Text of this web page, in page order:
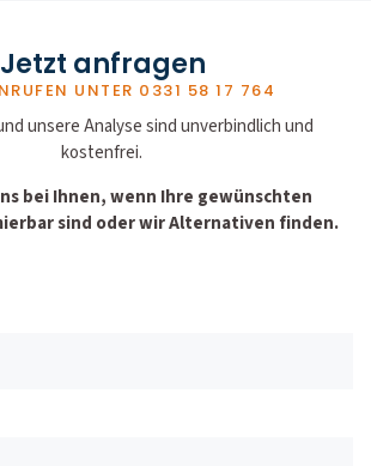
Jetzt anfragen
UNTER 0331 58 17 764
unsere Analyse sind unverbindlich und
kostenfrei.
bei Ihnen, wenn Ihre gewünschten
sind oder wir Alternativen finden.